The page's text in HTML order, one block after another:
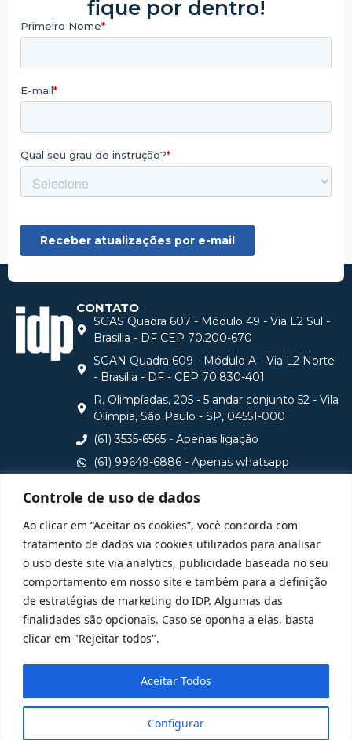
Controle de uso de dados
Ao clicar em “Aceitar os cookies”, você concorda com
tratamento de dados via cookies utilizados para analisar
o uso deste site via analytics, publicidade baseada no seu
comportamento em nosso site e também para a definição
de estratégias de marketing do IDP. Algumas das
finalidades são opcionais. Caso se oponha a elas, basta
clicar em "Rejeitar todos".
Configurar
Aceitar Todos
fique por dentro!
CONTATO
SGAS Quadra 607 - Módulo 49 - Via L2 Sul -
Brasilia - DF CEP 70.200-670
SGAN Quadra 609 - Módulo A - Via L2 Norte
- Brasília - DF - CEP 70.830-401
R. Olimpíadas, 205 - 5 andar conjunto 52 - Vila
Olímpia, São Paulo - SP, 04551-000
(61) 3535-6565 - Apenas ligação
(61) 99649-6886 - Apenas whatsapp
Consulte aqui o cadastro da Instituição no Sistema e-
MEC